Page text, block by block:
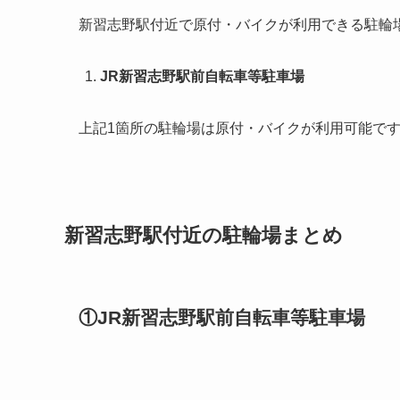
新習志野駅付近で原付・バイクが利用できる駐輪
JR新習志野駅前自転車等駐車場
上記1箇所の駐輪場は原付・バイクが利用可能です
新習志野駅付近の駐輪場まとめ
①JR新習志野駅前自転車等駐車場